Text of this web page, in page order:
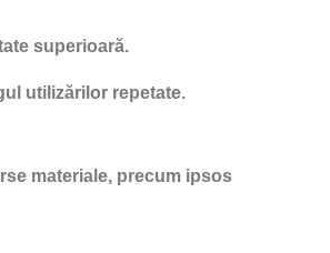
superioară.
utilizărilor repetate.
materiale, precum ipsos